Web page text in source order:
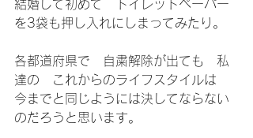
結婚して初めて　トイレットペーパー
を3袋も押し入れにしまってみたり。
各都道府県で　自粛解除が出ても　私
達の　これからのライフスタイルは
今までと同じようには決してならない
のだろうと思います。